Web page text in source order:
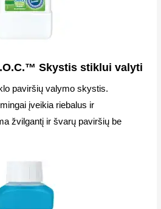
Skystis stiklui valyti
paviršių valymo skystis.
įveikia riebalus ir
žvilgantį ir švarų paviršių be